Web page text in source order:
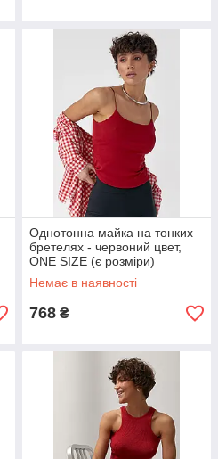
Однотонна майка на тонких
бретелях - червоний цвет,
ONE SIZE (є розміри)
Немає в наявності
768 ₴